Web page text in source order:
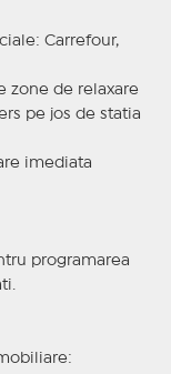
Carrefour,
zone de relaxare
pe jos de statia
imediata
programarea